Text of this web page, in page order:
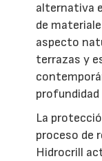
alternativa
de
aspecto
terrazas y
profundidad
La
proceso de
Hidrocrill